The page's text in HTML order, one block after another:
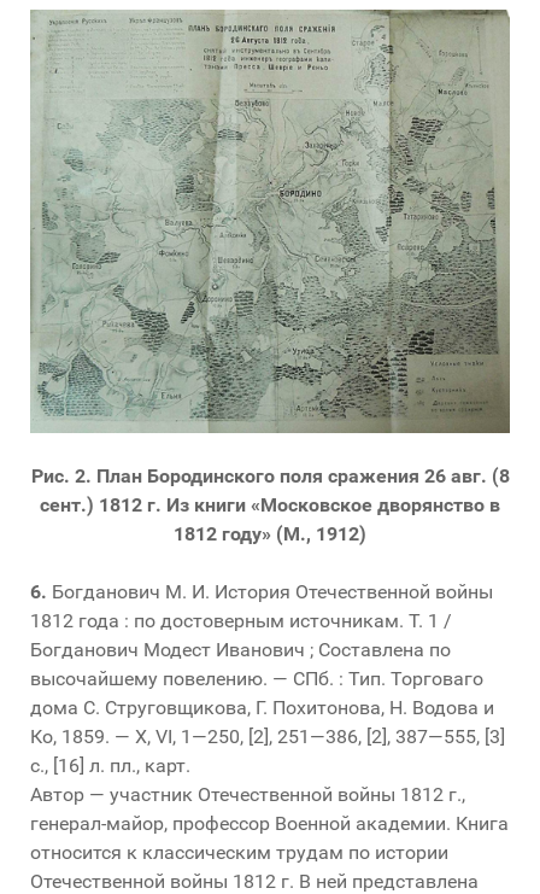
Рис. 2. План Бородинского поля сражения 26 авг. (8
сент.) 1812 г. Из книги «Московское дворянство в
1812 году» (М., 1912)
6. Богданович М. И. История Отечественной войны
1812 года : по достоверным источникам. Т. 1 /
Богданович Модест Иванович ; Составлена по
высочайшему повелению. — СПб. : Тип. Торговаго
дома С. Струговщикова, Г. Похитонова, Н. Водова и
Ко, 1859. — Х, VI, 1—250, [2], 251—386, [2], 387—555, [3]
с., [16] л. пл., карт.
Автор — участник Отечественной войны 1812 г.,
генерал-майор, профессор Военной академии. Книга
относится к классическим трудам по истории
Отечественной войны 1812 г. В ней представлена